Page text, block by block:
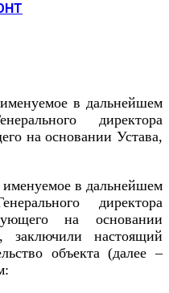
в дальнейшем
директора
на основании Устава,
в дальнейшем
директора
на основании
заключили настоящий
объекта (далее –